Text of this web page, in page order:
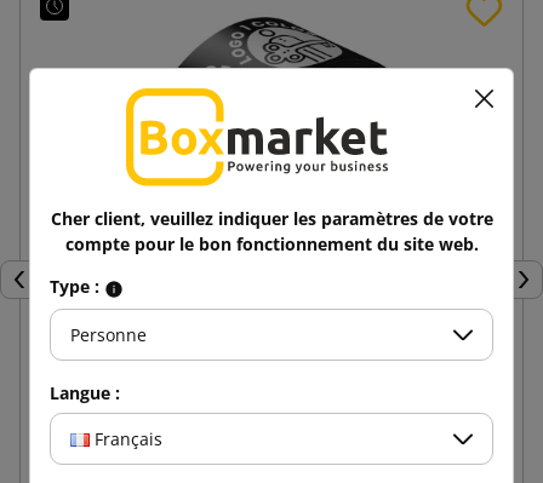
Précédent
de 1,21 € TTC
Cher client, veuillez indiquer les paramètres de votre
compte pour le bon fonctionnement du site web.
Type :
Personne
Langue :
Français